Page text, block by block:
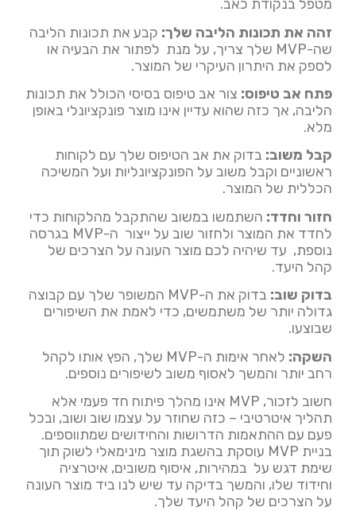
מטפל בנקודת כאב.
זהה את תכונות הליבה שלך: קבע את תכונות הליבה
שה-MVP שלך צריך, על מנת לפתור את הבעיה או
לספק את היתרון העיקרי של המוצר.
פתח אב טיפוס: צור אב טיפוס בסיסי הכולל את תכונות
הליבה, אך כזה שהוא עדיין אינו מוצר פונקציונלי באופן
מלא.
קבל משוב: בדוק את אב הטיפוס שלך עם לקוחות
ראשוניים וקבל משוב על הפונקציונליות ועל המשיכה
הכללית של המוצר.
חזור וחדד: השתמשו במשוב שהתקבל מהלקוחות כדי
לחדד את המוצר ולחזור שוב על ייצור ה-MVP בגרסה
נוספת, עד שיהיה לכם מוצר העונה על הצרכים של
קהל היעד.
בדוק שוב:
בדוק את ה-MVP המשופר שלך עם קבוצה
גדולה יותר של משתמשים, כדי לאמת את השיפורים
שבוצעו.
השקה:
לאחר אימות ה-MVP שלך, הפץ אותו לקהל
רחב יותר והמשך לאסוף משוב לשיפורים נוספים.
חשוב לזכור, MVP אינו מהלך פיתוח חד פעמי אלא
תהליך איטרטיבי – כזה שחוזר על עצמו שוב ושוב, ובכל
פעם עם ההתאמות הדרושות והחידושים שמתווספים.
בניית MVP עוסקת בהשגת מוצר מינימאלי לשוק תוך
שימת דגש על במהירות, איסוף משובים, איטרציה
וחידוד שלו, והמשך בדיקה עד שיש לנו ביד מוצר העונה
על הצרכים של קהל היעד שלך.